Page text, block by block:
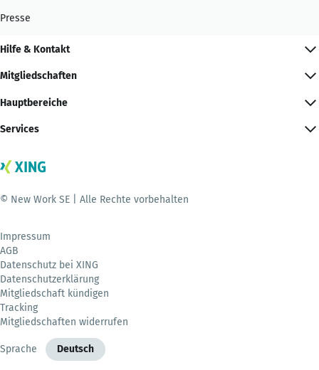
Presse
Hilfe & Kontakt
Mitgliedschaften
Hauptbereiche
Services
© New Work SE | Alle Rechte vorbehalten
Impressum
AGB
Datenschutz bei XING
Datenschutzerklärung
Mitgliedschaft kündigen
Tracking
Mitgliedschaften widerrufen
Sprache Deutsch